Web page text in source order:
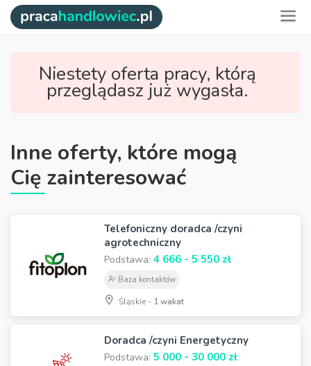
Niestety oferta pracy, którą
przeglądasz już wygasła.
Inne oferty, które mogą
Cię zainteresować
Telefoniczny doradca /czyni
agrotechniczny
Podstawa: 4 666 - 5 550 zł
Baza kontaktów
Śląskie - 1 wakat
Doradca /czyni Energetyczny
Podstawa: 5 000 - 30 000 zł